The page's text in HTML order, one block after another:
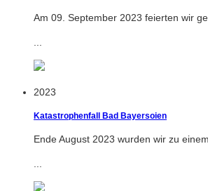
Am 09. September 2023 feierten wir
2023
Katastrophenfall Bad Bayersoien
Ende August 2023 wurden wir zu